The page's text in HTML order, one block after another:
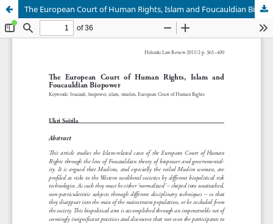
The European Court of Human Rights, Islam and Foucauldian Biopower
Tieteellisten seurain valtuuskunta